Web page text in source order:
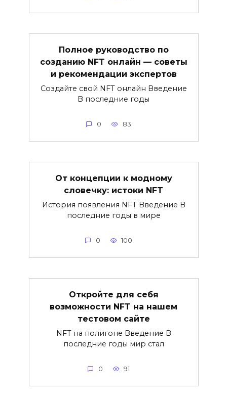
Полное руководство по
созданию NFT онлайн — советы
и рекомендации экспертов
Создайте свой NFT онлайн Введение
В последние годы
0 83
От концепции к модному
словечку: истоки NFT
История появления NFT Введение В
последние годы в мире
0 100
Откройте для себя
возможности NFT на нашем
тестовом сайте
NFT на полигоне Введение В
последние годы мир стал
0 91